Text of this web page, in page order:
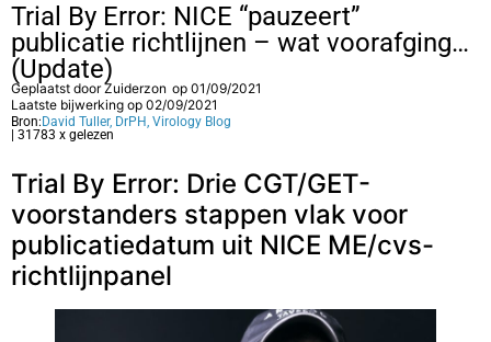
Trial By Error: NICE “pauzeert”
publicatie richtlijnen – wat voorafging…
(Update)
Geplaatst doorZuiderzon op 01/09/2021
Laatste bijwerking op 02/09/2021
Bron: David Tuller, DrPH, Virology Blog
| 31783 x gelezen
Trial By Error: Drie CGT/GET-
voorstanders stappen vlak voor
publicatiedatum uit NICE ME/cvs-
richtlijnpanel